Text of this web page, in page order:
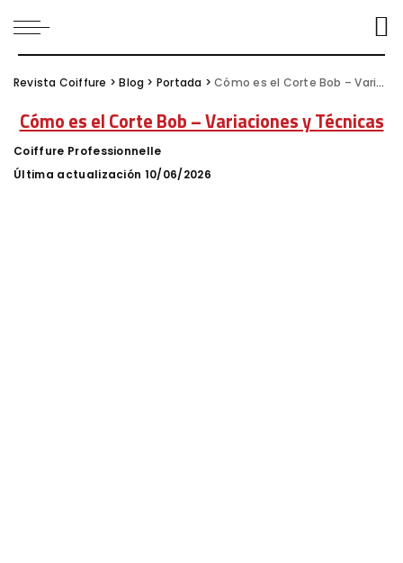
Revista Coiffure >Blog > Portada >Cómo es el Corte Bob – Variaciones y Técnicas
Cómo es el Corte Bob – Variaciones y Técnicas
Posted
by
Coiffure Professionnelle
Última actualización 10/06/2026